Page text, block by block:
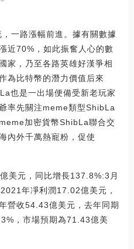
一路漲幅前進。據有關數據
近70%，如此振奮人心的數
家，乃至各路英雄好漢爭相
為比特幣的潛力價值后來
也是一出場便備受新老玩家
率先關注meme類型ShibLa
加密貨幣ShibLa聯合交
內外千萬熱寵粉，促使
美元，同比增長137.8%:3月
年凈利潤17.02億美元，
營收54.43億美元，去年同期
，市場預期為71.43億美